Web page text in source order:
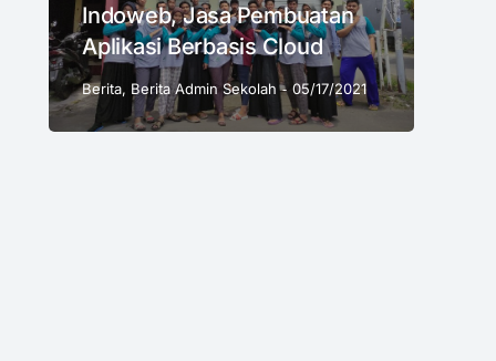
Indoweb, Jasa Pembuatan
Aplikasi Berbasis Cloud
Berita, Berita Admin Sekolah 05/17/2021